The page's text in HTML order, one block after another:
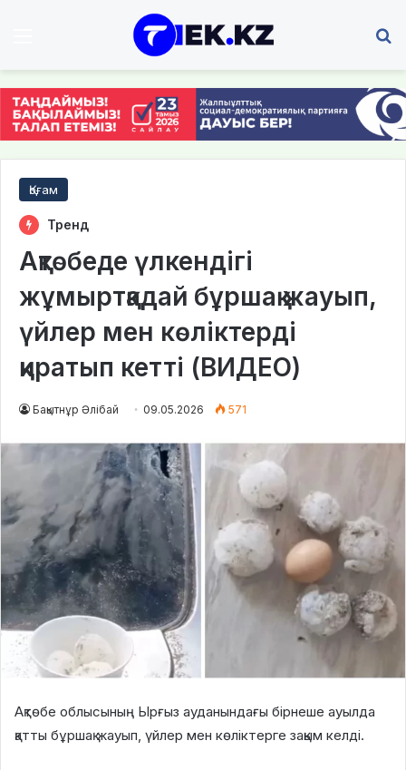
Қоғам
Тренд
Ақтөбеде үлкендігі
жұмыртқадай бұршақ жауып,
үйлер мен көліктерді
қиратып кетті (ВИДЕО)
Бақытнұр Әлібай 09.05.2026 571
Ақтөбе облысының Ырғыз ауданындағы бірнеше ауылда
қатты бұршақ жауып, үйлер мен көліктерге зақым келді.